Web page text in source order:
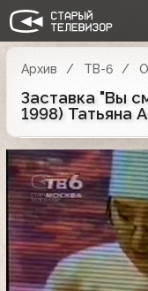
Архив ТВ-6
Заставка "Вы
1998) Татьяна